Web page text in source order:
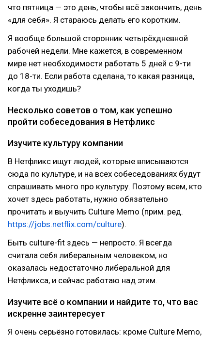
что пятница — это день, чтобы всё закончить, день
«для себя». Я стараюсь делать его коротким.
Я вообще большой сторонник четырёхдневной
рабочей недели. Мне кажется, в современном
мире нет необходимости работать 5 дней с 9-ти
до 18-ти. Если работа сделана, то какая разница,
когда ты уходишь?
Несколько советов о том, как успешно
пройти собеседования в Нетфликс
Изучите культуру компании
В Нетфликс ищут людей, которые вписываются
сюда по культуре, и на всех собеседованиях будут
спрашивать много про культуру. Поэтому всем, кто
хочет здесь работать, нужно обязательно
прочитать и выучить Culture Memo (прим. ред.
https://jobs.netflix.com/culture).
Быть culture-fit здесь — непросто. Я всегда
считала себя либеральным человеком, но
оказалась недостаточно либеральной для
Нетфликса, и сейчас работаю над этим.
Изучите всё о компании и найдите то, что вас
искренне заинтересует
Я очень серьёзно готовилась: кроме Culture Memo,